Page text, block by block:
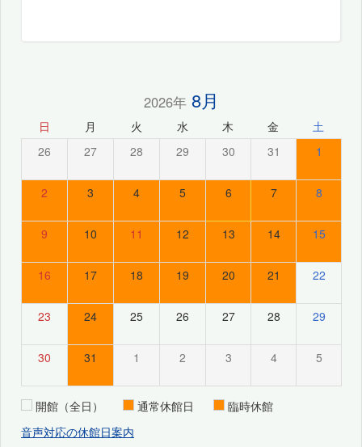
2026年8月
日 月 火 水 木 金 土
26 27 28 29 30 31 1
2 3 4 5 6 7 8
9 10 11 12 13 14 15
16 17 18 19 20 21 22
23 24 25 26 27 28 29
30 31 1 2 3 4 5
開館（全日） 通常休館日
臨時休館
音声対応の休館日案内